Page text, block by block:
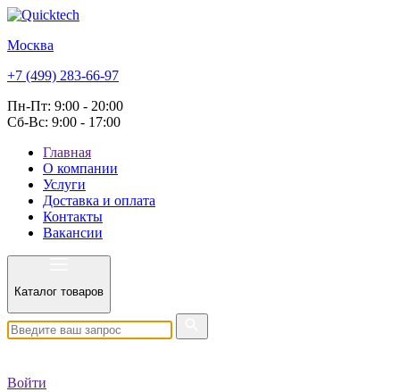
Москва
+7 (499) 283-66-97
Пн-Пт: 9:00 - 20:00
Сб-Вс: 9:00 - 17:00
Главная
О компании
Услуги
Доставка и оплата
Контакты
Вакансии
Каталог товаров
Войти